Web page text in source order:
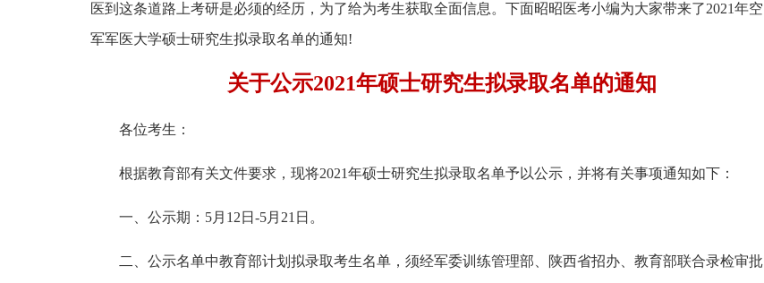
医到这条道路上考研是必须的经历，为了给为考生获取全面信息。下面昭昭医考小编为大家带来了2021年空
军军医大学硕士研究生拟录取名单的通知!
关于公示2021年硕士研究生拟录取名单的通知
各位考生：
根据教育部有关文件要求，现将2021年硕士研究生拟录取名单予以公示，并将有关事项通知如下：
一、公示期：5月12日-5月21日。
二、公示名单中教育部计划拟录取考生名单，须经军委训练管理部、陕西省招办、教育部联合录检审批